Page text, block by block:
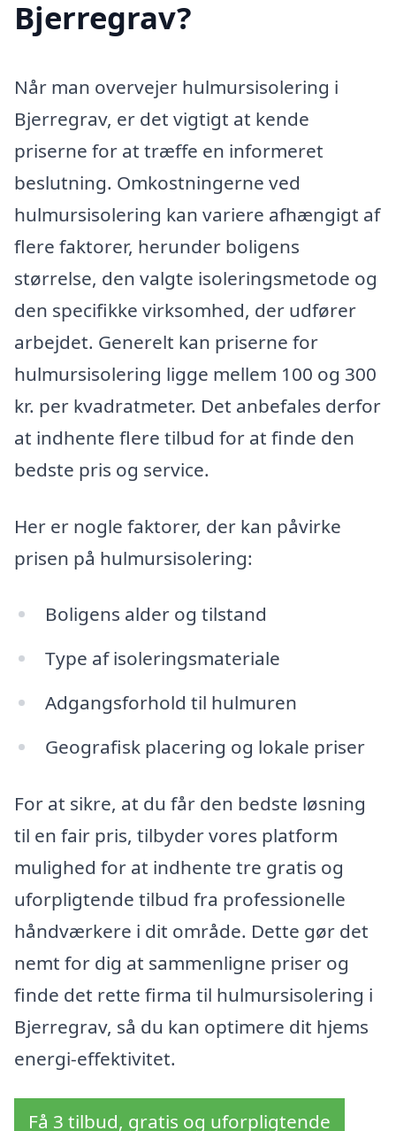
Bjerregrav?
Når man overvejer hulmursisolering i
Bjerregrav, er det vigtigt at kende
priserne for at træffe en informeret
beslutning. Omkostningerne ved
hulmursisolering kan variere afhængigt af
flere faktorer, herunder boligens
størrelse, den valgte isoleringsmetode og
den specifikke virksomhed, der udfører
arbejdet. Generelt kan priserne for
hulmursisolering ligge mellem 100 og 300
kr. per kvadratmeter. Det anbefales derfor
at indhente flere tilbud for at finde den
bedste pris og service.
Her er nogle faktorer, der kan påvirke
prisen på hulmursisolering:
Boligens alder og tilstand
Type af isoleringsmateriale
Adgangsforhold til hulmuren
Geografisk placering og lokale priser
For at sikre, at du får den bedste løsning
til en fair pris, tilbyder vores platform
mulighed for at indhente tre gratis og
uforpligtende tilbud fra professionelle
håndværkere i dit område. Dette gør det
nemt for dig at sammenligne priser og
finde det rette firma til hulmursisolering i
Bjerregrav, så du kan optimere dit hjems
energi-effektivitet.
Få 3 tilbud, gratis og uforpligtende